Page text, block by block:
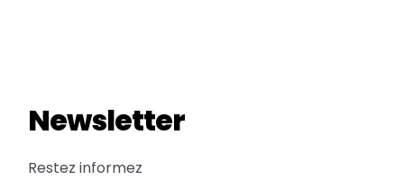
Newsletter
Restez informez